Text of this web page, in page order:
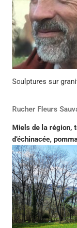
Sculptures sur
Rucher Fleurs
Miels de la région,
d’échinacée,